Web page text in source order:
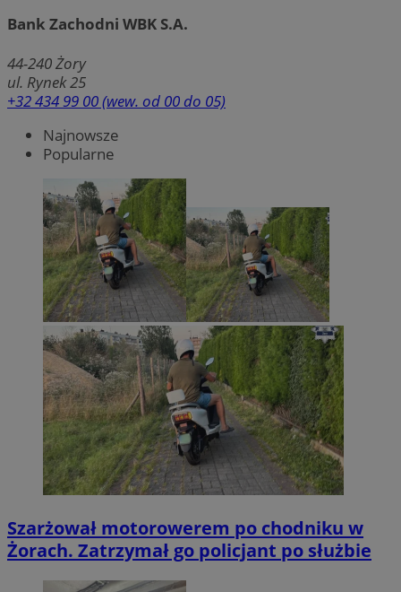
Bank Zachodni WBK S.A.
44-240Żory
ul. Rynek 25
+32 434 99 00 (wew. od 00 do 05)
Najnowsze
Popularne
Szarżował motorowerem po chodniku w
Żorach. Zatrzymał go policjant po służbie